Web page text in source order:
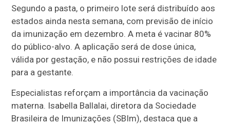
Segundo a pasta, o primeiro lote será distribuído aos
estados ainda nesta semana, com previsão de início
da imunização em dezembro. A meta é vacinar 80%
do público-alvo. A aplicação será de dose única,
válida por gestação, e não possui restrições de idade
para a gestante.
Especialistas reforçam a importância da vacinação
materna. Isabella Ballalai, diretora da Sociedade
Brasileira de Imunizações (SBIm), destaca que a